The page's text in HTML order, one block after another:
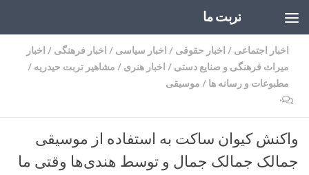
تربت ما
اخبار اجتماعی / اخبار حقوقی / اخبار سیاسی / اخبار فرهنگی / اخبار
میراث فرهنگی و صنایع دستی / اخبار هنری / مشاهیر تربت حیدریه /
مطبوعات و رسانه ها / موسیقی
۰
واکنش کیوان ساکت به استفاده از موسیقی
جمالک جمالک جمال و توسط هندی‌ها وقتی ما